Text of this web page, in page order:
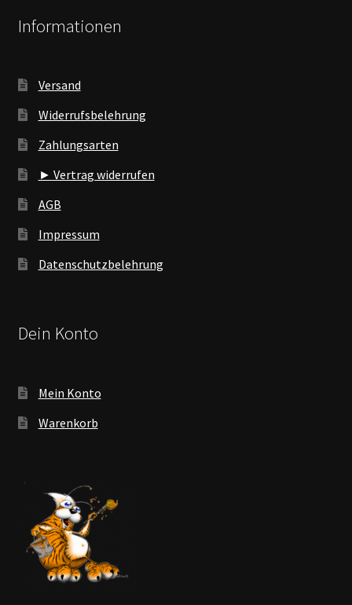
Informationen
Versand
Widerrufsbelehrung
Zahlungsarten
► Vertrag widerrufen
AGB
Impressum
Datenschutzbelehrung
Dein Konto
Mein Konto
Warenkorb